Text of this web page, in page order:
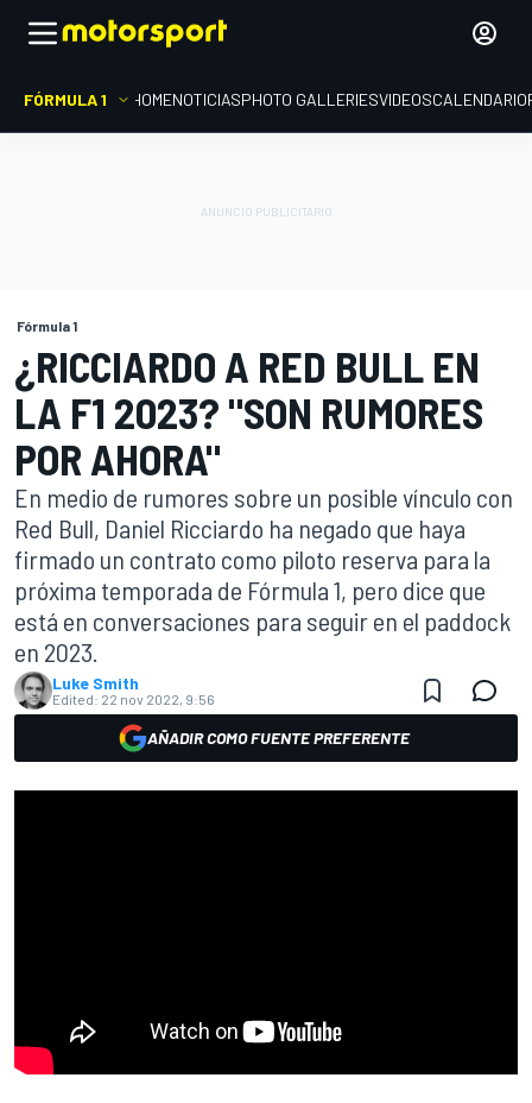
FÓRMULA 1 HOMENOTICIASPHOTO GALLERIESVIDEOSCALENDARIO
Fórmula 1
¿RICCIARDO A RED BULL EN
LA F1 2023? "SON RUMORES
POR AHORA"
En medio de rumores sobre un posible vínculo con
Red Bull, Daniel Ricciardo ha negado que haya
firmado un contrato como piloto reserva para la
próxima temporada de Fórmula 1, pero dice que
está en conversaciones para seguir en el paddock
en 2023.
Luke Smith
Edited: 22 nov 2022, 9:56
AÑADIR COMO FUENTE PREFERENTE